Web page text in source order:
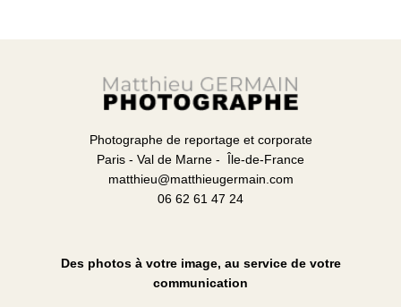
Photographe de reportage et corporate
Paris - Val de Marne - Île-de-France
matthieu@matthieugermain.com
06 62 61 47 24
Des photos à votre image, au service de votre
communication